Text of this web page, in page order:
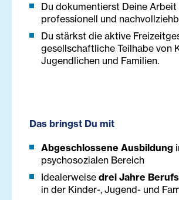
Du dokumentierst Deine Arbeit
professionell und
Du stärkst die aktive
gesellschaftliche Teilhabe von
Jugendlichen und Familien.
Das bringst Du mit
Abgeschlossene Ausbildung
psychosozialen Bereich
Idealerweise drei Jahre
in der Kinder-, Jugend- und